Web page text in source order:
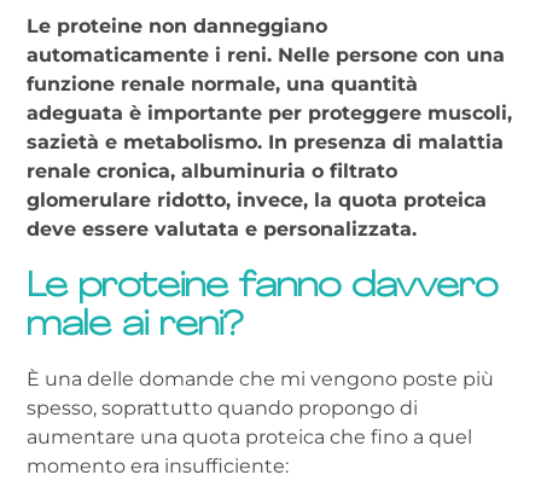
Le proteine non danneggiano
automaticamente i reni. Nelle persone con una
funzione renale normale, una quantità
adeguata è importante per proteggere muscoli,
sazietà e metabolismo. In presenza di malattia
renale cronica, albuminuria o filtrato
glomerulare ridotto, invece, la quota proteica
deve essere valutata e personalizzata.
Le proteine fanno davvero
male ai reni?
È una delle domande che mi vengono poste più
spesso, soprattutto quando propongo di
aumentare una quota proteica che fino a quel
momento era insufficiente: